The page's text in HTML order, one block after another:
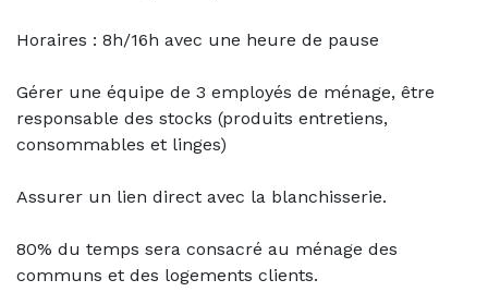
Horaires : 8h/16h avec une heure de pause
Gérer une équipe de 3 employés de ménage, être
responsable des stocks (produits entretiens,
consommables et linges)
Assurer un lien direct avec la blanchisserie.
80% du temps sera consacré au ménage des
communs et des logements clients.